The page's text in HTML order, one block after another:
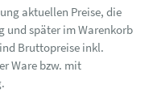
aktuellen Preise, die
und später im Warenkorb
Bruttopreise inkl.
Ware bzw. mit